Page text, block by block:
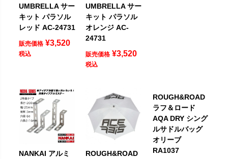
UMBRELLA サー
キット パラソル
レッド AC-24731
販売価格 ¥3,520
税込
UMBRELLA サー
キット パラソル
オレンジ AC-
24731
販売価格 ¥3,520
税込
NANKAI アルミ
ROUGH&ROAD
ROUGH&ROAD
ラフ＆ロード
AQA DRY シング
ルサドルバッグ
オリーブ
RA1037